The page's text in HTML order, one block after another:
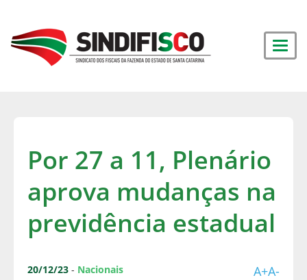
Por 27 a 11, Plenário
aprova mudanças na
previdência estadual
20/12/23 - Nacionais A+A-